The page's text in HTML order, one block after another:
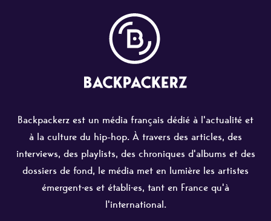
Backpackerz est un média français dédié à l'actualité et
à la culture du hip-hop. À travers des articles, des
interviews, des playlists, des chroniques d'albums et des
dossiers de fond, le média met en lumière les artistes
émergent·es et établi·es, tant en France qu'à
l'international.